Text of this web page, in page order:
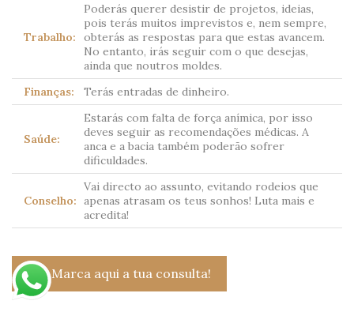
Trabalho:
Poderás querer desistir de projetos, ideias,
pois terás muitos imprevistos e, nem sempre,
obterás as respostas para que estas avancem.
No entanto, irás seguir com o que desejas,
ainda que noutros moldes.
Finanças:
Terás entradas de dinheiro.
Saúde:
Estarás com falta de força anímica, por isso
deves seguir as recomendações médicas. A
anca e a bacia também poderão sofrer
dificuldades.
Conselho:
Vai directo ao assunto, evitando rodeios que
apenas atrasam os teus sonhos! Luta mais e
acredita!
Marca aqui a tua consulta!